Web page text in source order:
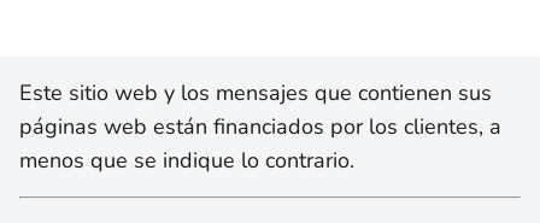
Este sitio web y los mensajes que contienen sus
páginas web están financiados por los clientes, a
menos que se indique lo contrario.